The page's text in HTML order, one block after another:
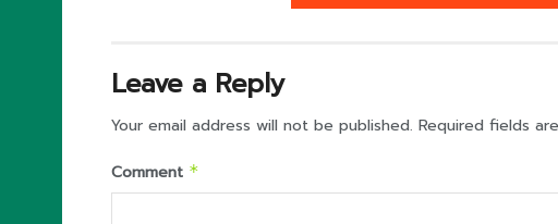
Leave a Reply
Your email address will not be published. Required fields
Comment *